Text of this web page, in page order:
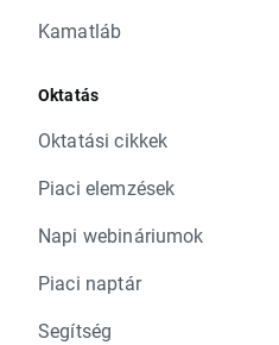
Kamatláb
Oktatás
Oktatási cikkek
Piaci elemzések
Napi webináriumok
Piaci naptár
Segítség